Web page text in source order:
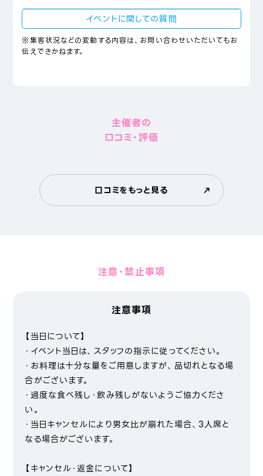
イベントに関しての質問
※集客状況などの変動する内容は、お問い合わせいただいてもお
伝えできかねます。
主催者の
口コミ・評価
口コミをもっと見る
注意・禁止事項
注意事項
【当日について】
・イベント当日は、スタッフの指示に従ってください。
・お料理は十分な量をご用意しますが、品切れとなる場
合がございます。
・過度な食べ残し・飲み残しがないようご協力くださ
い。
・当日キャンセルにより男女比が崩れた場合、3人席と
なる場合がございます。
【キャンセル・返金について】